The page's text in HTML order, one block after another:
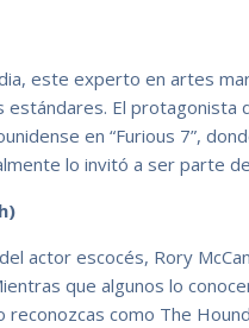
este experto en artes
estándares. El protagonista
en “Furious 7”,
lo invitó a ser parte de
actor escocés, Rory
que algunos lo
reconozcas como The